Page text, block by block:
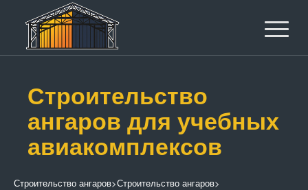
Строительство
ангаров для учебных
авиакомплексов
Строительство ангаров>Строительство ангаров>